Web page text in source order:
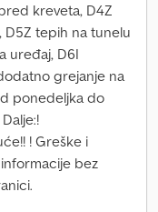
kreveta, D4Z
D5Z tepih na tunelu
uređaj, D6I
grejanje na
ponedeljka do
! Greške i
bez